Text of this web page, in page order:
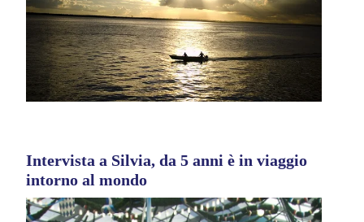
Intervista a Silvia, da 5 anni è in viaggio
intorno al mondo